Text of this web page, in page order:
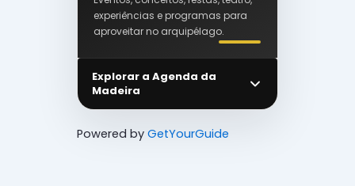
experiências e programas para
aproveitar no arquipélago.
Explorar a Agenda da
Madeira
Powered by GetYourGuide